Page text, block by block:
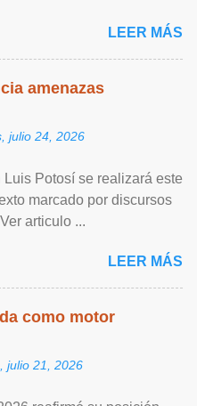
LEER MÁS
amenazas
julio 24, 2026
Potosí se realizará este
marcado por discursos
articulo ...
LEER MÁS
como motor
julio 21, 2026